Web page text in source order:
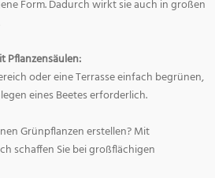
Form. Dadurch wirkt sie auch in großen
Pflanzensäulen:
oder eine Terrasse einfach begrünen,
eines Beetes erforderlich.
Grünpflanzen erstellen? Mit
schaffen Sie bei großflächigen